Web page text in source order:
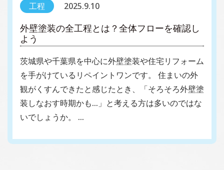
工程 2025.9.10
外壁塗装の全工程とは？全体フローを確認し
よう
茨城県や千葉県を中心に外壁塗装や住宅リフォーム
を手がけているリペイントワンです。 住まいの外
観がくすんできたと感じたとき、「そろそろ外壁塗
装しなおす時期かも…」と考える方は多いのではな
いでしょうか。 …